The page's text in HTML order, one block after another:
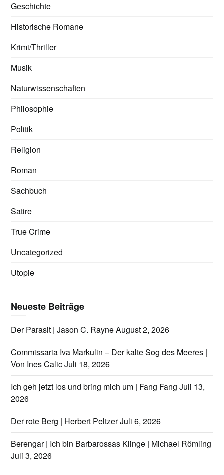
Geschichte
Historische Romane
Krimi/Thriller
Musik
Naturwissenschaften
Philosophie
Politik
Religion
Roman
Sachbuch
Satire
True Crime
Uncategorized
Utopie
Neueste Beiträge
Der Parasit | Jason C. RayneAugust 2, 2026
Commissaria Iva Markulin – Der kalte Sog des Meeres |
Von Ines CalicJuli 18, 2026
Ich geh jetzt los und bring mich um | Fang Fang Juli 13,
2026
Der rote Berg | Herbert PeltzerJuli 6, 2026
Berengar | Ich bin Barbarossas Klinge | Michael Römling
Juli 3, 2026